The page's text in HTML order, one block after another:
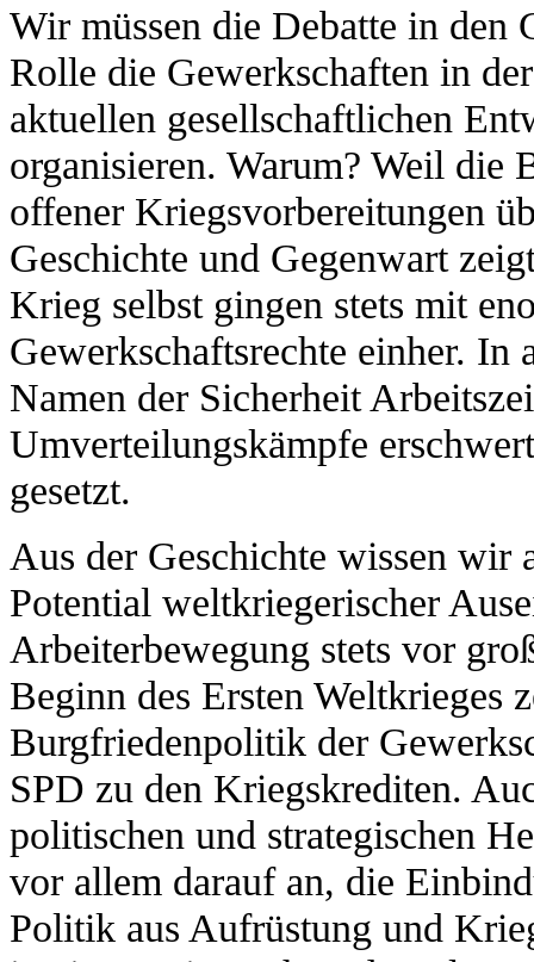
Wir müssen die Debatte in den
Rolle die Gewerkschaften in
aktuellen gesellschaftlichen
organisieren. Warum? Weil die
offener Kriegsvorbereitungen
Geschichte und Gegenwart
Krieg selbst gingen stets mit
Gewerkschaftsrechte einher.
Namen der Sicherheit
Umverteilungskämpfe
gesetzt.
Aus der Geschichte wissen wir
Potential weltkriegerischer
Arbeiterbewegung stets vor
Beginn des Ersten Weltkrieges
Burgfriedenpolitik der
SPD zu den Kriegskrediten.
politischen und strategischen
vor allem darauf an, die
Politik aus Aufrüstung und